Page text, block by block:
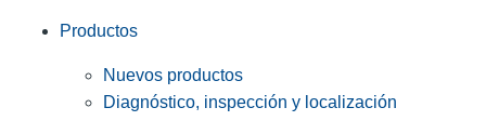
Productos
Nuevos productos
Diagnóstico, inspección y localización